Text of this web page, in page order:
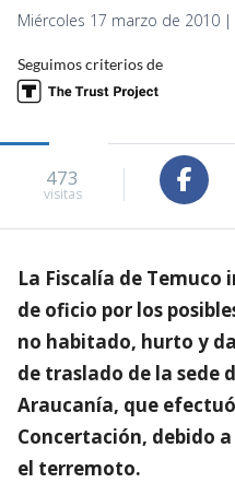
Miércoles 17 marzo de 2010
Seguimos criterios de
473
visitas
La Fiscalía de
de oficio por los
no habitado, hurto y
de traslado de la sede
Araucanía, que
Concertación, debido
el terremoto.